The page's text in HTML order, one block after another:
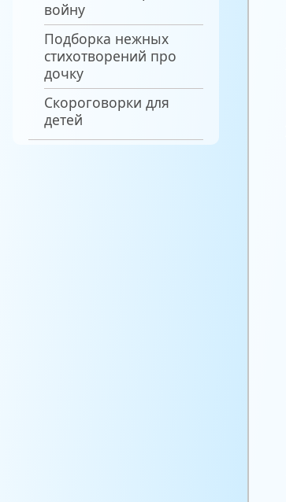
войну
Подборка нежных
стихотворений про
дочку
Скороговорки для
детей